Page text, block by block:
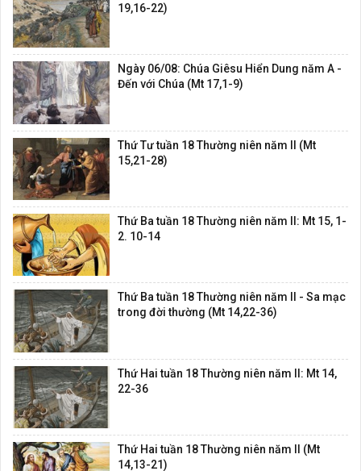
19,16-22)
Ngày 06/08: Chúa Giêsu Hiển Dung năm A -
Đến với Chúa (Mt 17,1-9)
Thứ Tư tuần 18 Thường niên năm II (Mt
15,21-28)
Thứ Ba tuần 18 Thường niên năm II: Mt 15, 1-
2. 10-14
Thứ Ba tuần 18 Thường niên năm II - Sa mạc
trong đời thường (Mt 14,22-36)
Thứ Hai tuần 18 Thường niên năm II: Mt 14,
22-36
Thứ Hai tuần 18 Thường niên năm II (Mt
14,13-21)